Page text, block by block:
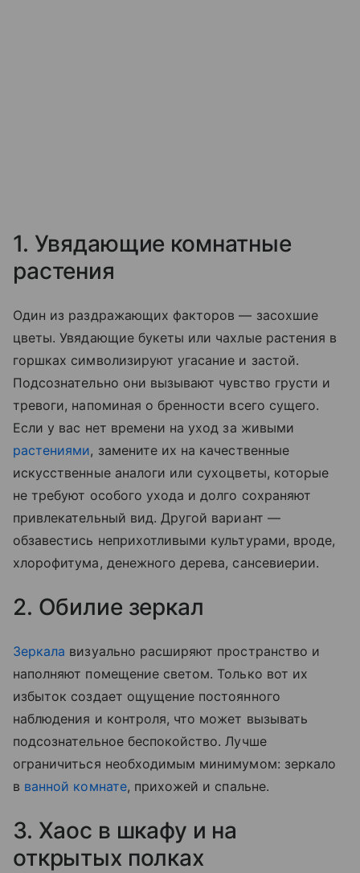
1. Увядающие комнатные
растения
Один из раздражающих факторов — засохшие
цветы. Увядающие букеты или чахлые растения в
горшках символизируют угасание и застой.
Подсознательно они вызывают чувство грусти и
тревоги, напоминая о бренности всего сущего.
Если у вас нет времени на уход за живыми
растениями, замените их на качественные
искусственные аналоги или сухоцветы, которые
не требуют особого ухода и долго сохраняют
привлекательный вид. Другой вариант —
обзавестись неприхотливыми культурами, вроде,
хлорофитума, денежного дерева, сансевиерии.
2. Обилие зеркал
Зеркала визуально расширяют пространство и
наполняют помещение светом. Только вот их
избыток создает ощущение постоянного
наблюдения и контроля, что может вызывать
подсознательное беспокойство. Лучше
ограничиться необходимым минимумом: зеркало
в ванной комнате, прихожей и спальне.
3. Хаос в шкафу и на
открытых полках